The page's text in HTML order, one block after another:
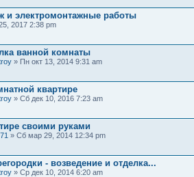
и электромонтажные работы
2017 2:38 pm
ванной комнаты
» Пн окт 13, 2014 9:31 am
квартире
» Сб дек 10, 2016 7:23 am
своими руками
» Сб мар 29, 2014 12:34 pm
- возведение и отделка...
» Ср дек 10, 2014 6:20 am